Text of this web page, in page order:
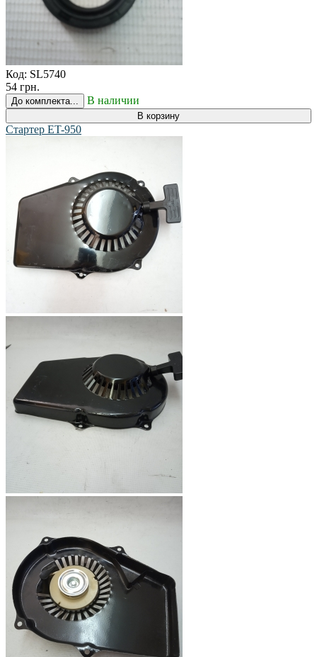
Код: SL5740
54 грн.
До комплекта... В наличии
В корзину
Стартер ET-950